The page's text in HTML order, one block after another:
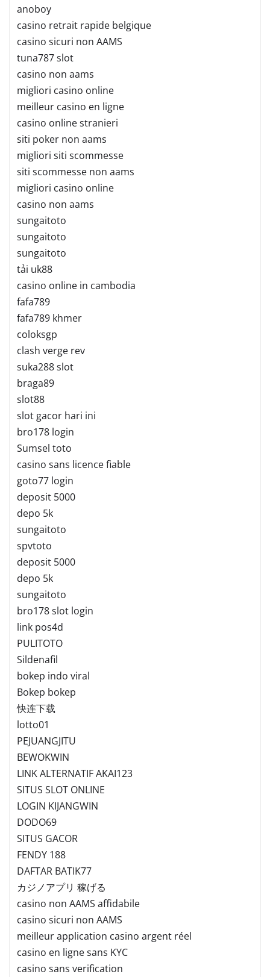
anoboy
casino retrait rapide belgique
casino sicuri non AAMS
tuna787 slot
casino non aams
migliori casino online
meilleur casino en ligne
casino online stranieri
siti poker non aams
migliori siti scommesse
siti scommesse non aams
migliori casino online
casino non aams
sungaitoto
sungaitoto
sungaitoto
tải uk88
casino online in cambodia
fafa789
fafa789 khmer
coloksgp
clash verge rev
suka288 slot
braga89
slot88
slot gacor hari ini
bro178 login
Sumsel toto
casino sans licence fiable
goto77 login
deposit 5000
depo 5k
sungaitoto
spvtoto
deposit 5000
depo 5k
sungaitoto
bro178 slot login
link pos4d
PULITOTO
Sildenafil
bokep indo viral
Bokep bokep
快连下载
lotto01
PEJUANGJITU
BEWOKWIN
LINK ALTERNATIF AKAI123
SITUS SLOT ONLINE
LOGIN KIJANGWIN
DODO69
SITUS GACOR
FENDY 188
DAFTAR BATIK77
カジノアプリ 稼げる
casino non AAMS affidabile
casino sicuri non AAMS
meilleur application casino argent réel
casino en ligne sans KYC
casino sans verification